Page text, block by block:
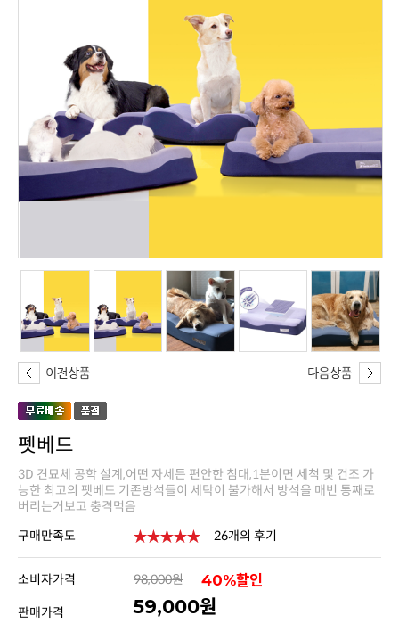
펫베드
버리는거보고 충격먹음
구매만족도
26개의 후기
소비자가격 98,000원 40%할인
판매가격 59,000원